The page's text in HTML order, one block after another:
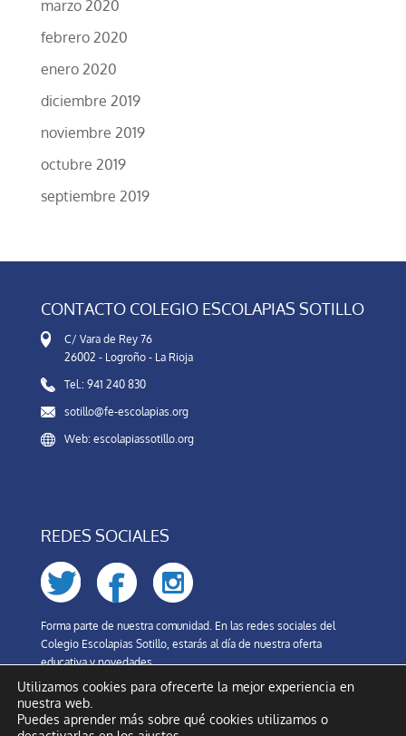
marzo 2020
febrero 2020
enero 2020
diciembre 2019
noviembre 2019
octubre 2019
septiembre 2019
CONTACTO COLEGIO ESCOLAPIAS SOTILLO
C/ Vara de Rey 76
26002 - Logroño - La Rioja
Tel.: 941 240 830
sotillo@fe-escolapias.org
Web: escolapiassotillo.org
REDES SOCIALES
Forma parte de nuestra comunidad. En las redes sociales del
Colegio Escolapias Sotillo, estarás al día de nuestra oferta
educativa y novedades.
Utilizamos cookies para ofrecerte la mejor experiencia en
nuestra web.
Puedes aprender más sobre qué cookies utilizamos o